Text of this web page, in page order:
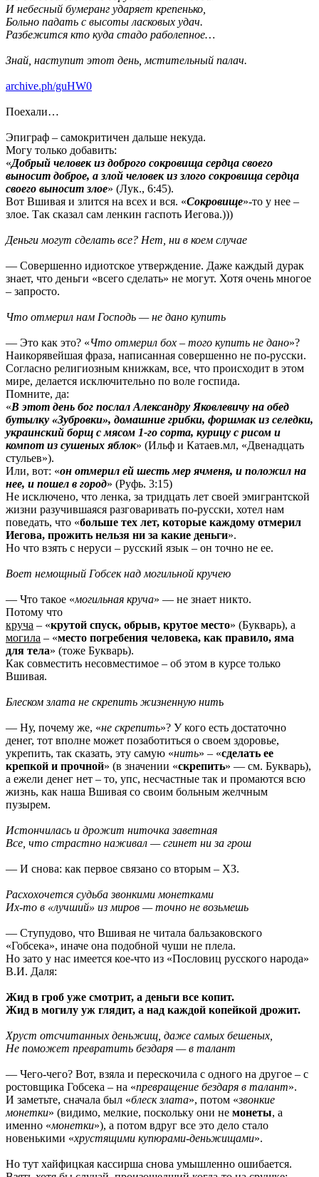
И небесный бумеранг ударяет крепенько,
Больно падать с высоты ласковых удач.
Разбежится кто куда стадо раболепное…
Знай, наступит этот день, мстительный палач.
archive.ph/guHW0
Поехали…
Эпиграф – самокритичен дальше некуда.
Могу только добавить:
«Добрый человек из доброго сокровища сердца своего
выносит доброе, а злой человек из злого сокровища сердца
своего выносит злое» (Лук., 6:45).
Вот Вшивая и злится на всех и вся. «Сокровище»-то у нее –
злое. Так сказал сам ленкин гаспоть Иегова.)))
Деньги могут сделать все? Нет, ни в коем случае
— Совершенно идиотское утверждение. Даже каждый дурак
знает, что деньги «всего сделать» не могут. Хотя очень многое
– запросто.
Что отмерил нам Господь — не дано купить
— Это как это? «Что отмерил бох – того купить не дано»?
Наикорявейшая фраза, написанная совершенно не по-русски.
Согласно религиозным книжкам, все, что происходит в этом
мире, делается исключительно по воле госпида.
Помните, да:
«В этот день бог послал Александру Яковлевичу на обед
бутылку «Зубровки», домашние грибки, форшмак из селедки,
украинский борщ с мясом 1-го сорта, курицу с рисом и
компот из сушеных яблок» (Ильф и Катаев.мл, «Двенадцать
стульев»).
Или, вот: «он отмерил ей шесть мер ячменя, и положил на
нее, и пошел в город» (Руфь. 3:15)
Не исключено, что ленка, за тридцать лет своей эмигрантской
жизни разучившаяся разговаривать по-русски, хотел нам
поведать, что «больше тех лет, которые каждому отмерил
Иегова, прожить нельзя ни за какие деньги».
Но что взять с неруси – русский язык – он точно не ее.
Воет немощный Гобсек над могильной кручею
— Что такое «могильная круча» — не знает никто.
Потому что
круча – «крутой спуск, обрыв, крутое место» (Букварь), а
могила – «место погребения человека, как правило, яма
для тела» (тоже Букварь).
Как совместить несовместимое – об этом в курсе только
Вшивая.
Блеском злата не скрепить жизненную нить
— Ну, почему же, «не скрепить»? У кого есть достаточно
денег, тот вполне может позаботиться о своем здоровье,
укрепить, так сказать, эту самую «нить» – «сделать ее
крепкой и прочной» (в значении «скрепить» — см. Букварь),
а ежели денег нет – то, упс, несчастные так и промаются всю
жизнь, как наша Вшивая со своим больным желчным
пузырем.
Истончилась и дрожит ниточка заветная
Все, что страстно наживал — сгинет ни за грош
— И снова: как первое связано со вторым – ХЗ.
Расхохочется судьба звонкими монетками
Их-то в «лучший» из миров — точно не возьмешь
— Ступудово, что Вшивая не читала бальзаковского
«Гобсека», иначе она подобной чуши не плела.
Но зато у нас имеется кое-что из «Пословиц русского народа»
В.И. Даля:
Жид в гроб уже смотрит, а деньги все копит.
Жид в могилу уж глядит, а над каждой копейкой дрожит.
Хруст отсчитанных деньжищ, даже самых бешеных,
Не поможет превратить бездаря — в талант
— Чего-чего? Вот, взяла и перескочила с одного на другое – с
ростовщика Гобсека – на «превращение бездаря в талант».
И заметьте, сначала был «блеск злата», потом «звонкие
монетки» (видимо, мелкие, поскольку они не монеты, а
именно «монетки»), а потом вдруг все это дело стало
новенькими «хрустящими купюрами-деньжищами».
Но тут хайфицкая кассирша снова умышленно ошибается.